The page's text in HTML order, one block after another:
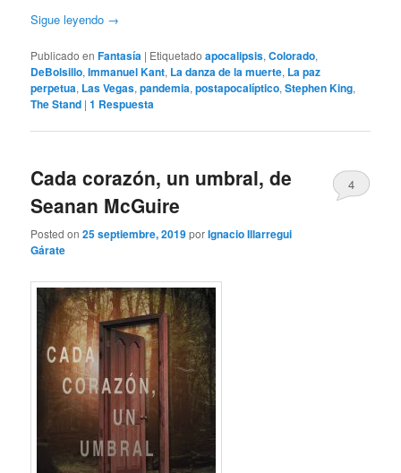
Sigue leyendo →
Publicado en Fantasía | Etiquetado apocalipsis,Colorado,
DeBolsillo,Immanuel Kant, La danza de la muerte, La paz
perpetua, Las Vegas,pandemia,postapocalíptico,Stephen King,
The Stand |1 Respuesta
Cada corazón, un umbral, de
Seanan McGuire
Posted on25 septiembre, 2019porIgnacio Illarregui
Gárate
4